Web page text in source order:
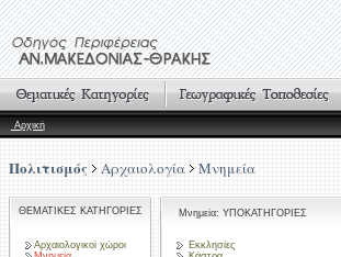
Αρχική
Πολιτισμός Αρχαιολογία Μνημεία
ΘΕΜΑΤΙΚΕΣ ΚΑΤΗΓΟΡΙΕΣ
Αρχαιολογικοί χώροι
Μνημεία: ΥΠΟΚΑΤΗΓΟΡΙΕΣ
Εκκλησίες